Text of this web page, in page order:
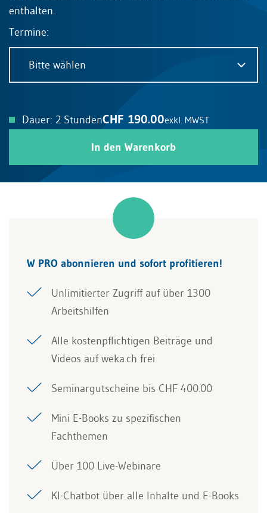
enthalten.
Termine:
Bitte wählen
Dauer: 2 StundenCHF 190.00exkl. MWST
In den Warenkorb
W PRO abonnieren und sofort profitieren!
Unlimitierter Zugriff auf über 1300
Arbeitshilfen
Alle kostenpflichtigen Beiträge und
Videos auf weka.ch frei
Seminargutscheine bis CHF 400.00
Mini E-Books zu spezifischen
Fachthemen
Über 100 Live-Webinare
KI-Chatbot über alle Inhalte und E-Books